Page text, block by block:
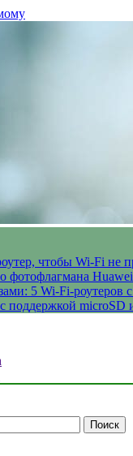
чтобы Wi-Fi не
фотофлагмана
5 Wi-Fi-роутеров
поддержкой microSD